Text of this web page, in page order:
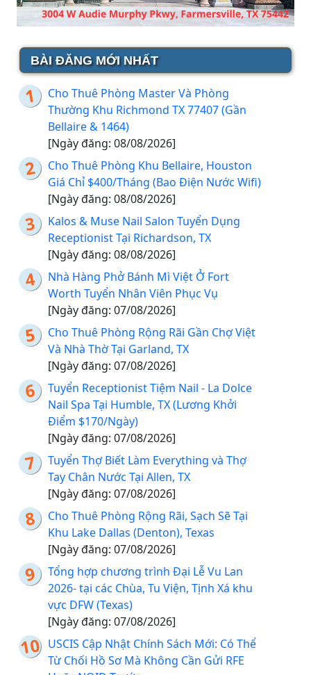
BÀI ĐĂNG MỚI NHẤT
Cho Thuê Phòng Master Và Phòng
Thường Khu Richmond TX 77407 (Gần
Bellaire & 1464)
[Ngày đăng: 08/08/2026]
Cho Thuê Phòng Khu Bellaire, Houston
Giá Chỉ $400/Tháng (Bao Điện Nước Wifi)
[Ngày đăng: 08/08/2026]
Kalos & Muse Nail Salon Tuyển Dụng
Receptionist Tại Richardson, TX
[Ngày đăng: 08/08/2026]
Nhà Hàng Phở Bánh Mì Việt Ở Fort
Worth Tuyển Nhân Viên Phục Vụ
[Ngày đăng: 07/08/2026]
Cho Thuê Phòng Rộng Rãi Gần Chợ Việt
Và Nhà Thờ Tại Garland, TX
[Ngày đăng: 07/08/2026]
Tuyển Receptionist Tiệm Nail - La Dolce
Nail Spa Tại Humble, TX (Lương Khởi
Điểm $170/Ngày)
[Ngày đăng: 07/08/2026]
Tuyển Thợ Biết Làm Everything và Thợ
Tay Chân Nước Tại Allen, TX
[Ngày đăng: 07/08/2026]
Cho Thuê Phòng Rộng Rãi, Sạch Sẽ Tại
Khu Lake Dallas (Denton), Texas
[Ngày đăng: 07/08/2026]
Tổng hợp chương trình Đại Lễ Vu Lan
2026- tại các Chùa, Tu Viện, Tịnh Xá khu
vực DFW (Texas)
[Ngày đăng: 07/08/2026]
USCIS Cập Nhật Chính Sách Mới: Có Thể
Từ Chối Hồ Sơ Mà Không Cần Gửi RFE